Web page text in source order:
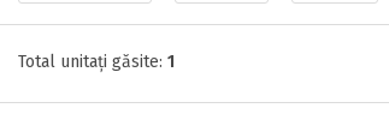
Total unitați găsite: 1